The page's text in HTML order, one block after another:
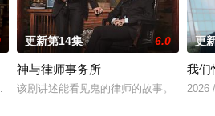
讲述了一个拥有一切的财阀女，却因身份仅
更新第14集 6.0
神与律师事务所
该剧讲述能看见鬼的律师的故事。
更
我们
2026